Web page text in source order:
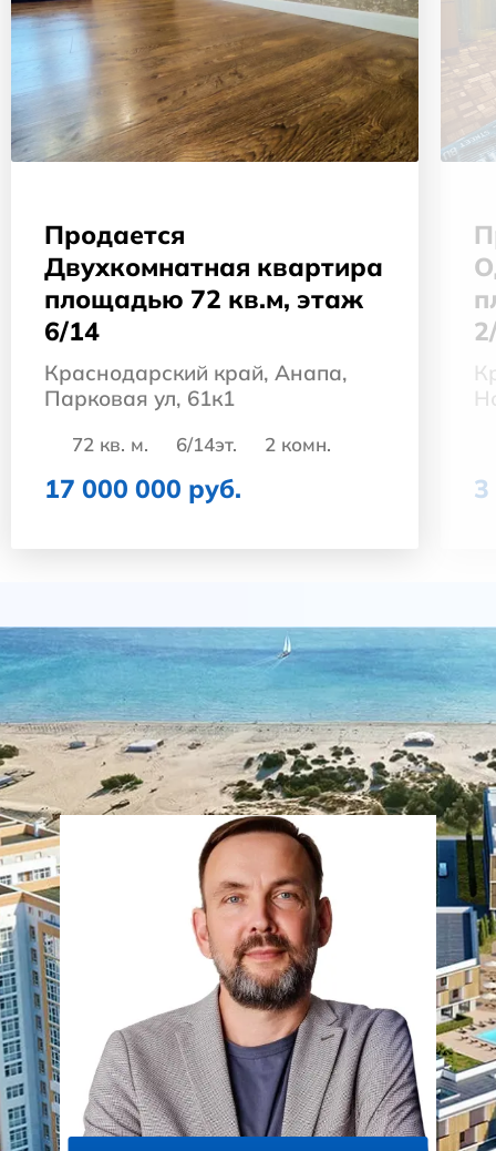
Продается
Двухкомнатная квартира
площадью 72 кв.м, этаж
6/14
Краснодарский край, Анапа,
Парковая ул, 61к1
72 кв. м. 6/14эт. 2 комн.
17 000 000 руб. 3